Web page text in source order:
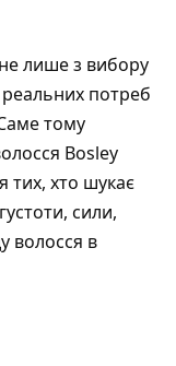
лише з вибору
потреб
тому
Bosley
тих, хто шукає
сили,
волосся в